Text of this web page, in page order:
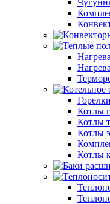
Горелки
Котлы
Котлы
Котлы
Котлы